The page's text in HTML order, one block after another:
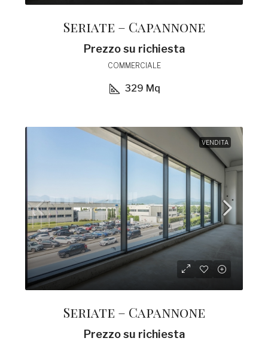
Seriate – Capannone
Prezzo su richiesta
COMMERCIALE
329 Mq
VENDITA
Seriate – Capannone
Prezzo su richiesta